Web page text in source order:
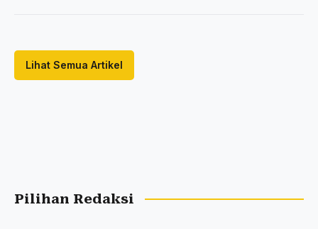
Lihat Semua Artikel
Pilihan Redaksi